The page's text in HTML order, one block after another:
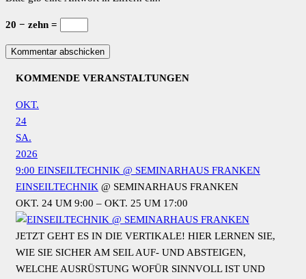
20 − zehn =
KOMMENDE VERANSTALTUNGEN
OKT.
24
SA.
2026
9:00 EINSEILTECHNIK @ SEMINARHAUS FRANKEN
EINSEILTECHNIK @ SEMINARHAUS FRANKEN
OKT. 24 UM 9:00 – OKT. 25 UM 17:00
JETZT GEHT ES IN DIE VERTIKALE! HIER LERNEN SIE,
WIE SIE SICHER AM SEIL AUF- UND ABSTEIGEN,
WELCHE AUSRÜSTUNG WOFÜR SINNVOLL IST UND